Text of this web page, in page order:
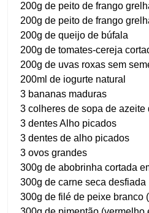
200g de peito de frango
200g de peito de frango
200g de queijo de búfala
200g de tomates-cereja
200g de uvas roxas sem
200ml de iogurte natural
3 bananas maduras
3 colheres de sopa de azeite
3 dentes Alho picados
3 dentes de alho picados
3 ovos grandes
300g de abobrinha cortada
300g de carne seca desfiada
300g de filé de peixe branco